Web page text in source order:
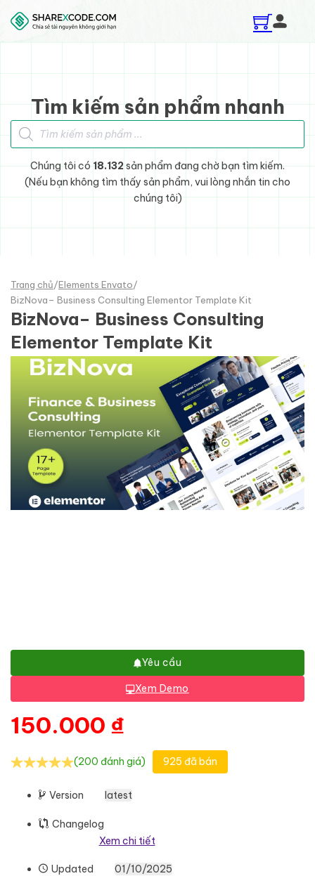
Skip to main content
Skip to footer
Tìm kiếm sản phẩm nhanh
Tìm kiếm sản phẩm
Chúng tôi có 18.132sản phẩm đang chờ bạn tìm kiếm.
(Nếu bạn không tìm thấy sản phẩm, vui lòng nhắn tin cho
chúng tôi)
Trang chủ/Elements Envato/
BizNova– Business Consulting Elementor Template Kit
BizNova– Business Consulting
Elementor Template Kit
Yêu cầu
Xem Demo
150.000 ₫
(200 đánh giá) 925 đã bán
Version latest
Changelog
Xem chi tiết
Updated 01/10/2025